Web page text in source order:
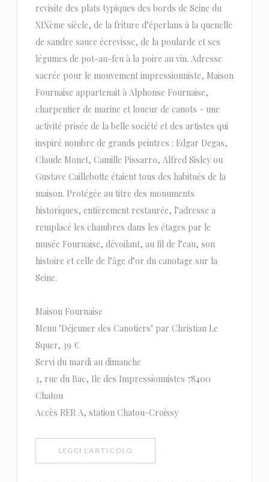
revisite des plats typiques des bords de Seine du
XIXème siècle, de la friture d’éperlans à la quenelle
de sandre sauce écrevisse, de la poularde et ses
légumes de pot-au-feu à la poire au vin. Adresse
sacrée pour le mouvement impressionniste, Maison
Fournaise appartenait à Alphonse Fournaise,
charpentier de marine et loueur de canots - une
activité prisée de la belle société et des artistes qui
inspiré nombre de grands peintres : Edgar Degas,
Claude Monet, Camille Pissarro, Alfred Sisley ou
Gustave Caillebotte étaient tous des habitués de la
maison. Protégée au titre des monuments
historiques, entièrement restaurée, l’adresse a
remplacé les chambres dans les étages par le
musée Fournaise, dévoilant, au fil de l’eau, son
histoire et celle de l’âge d’or du canotage sur la
Seine.
Maison Fournaise
Menu "Déjeuner des Canotiers" par Christian Le
Squer, 39 €
Servi du mardi au dimanche
3, rue du Bac, Ile des Impressionnistes 78400
Chatou
Accès RER A, station Chatou-Croissy
LEGGI L'ARTICOLO((APRE UNA NUOVA FINESTRA))